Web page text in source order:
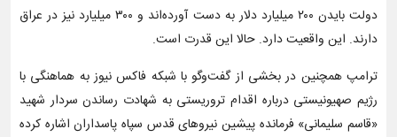
دولت بایدن ۲۰۰ میلیارد دلار به دست آورده‌اند و ۳۰۰ میلیارد نیز در عراق
دارند. این واقعیت دارد. حالا این قدرت است.
ترامپ همچنین در بخشی از گفت‌وگو با شبکه فاکس نیوز به هماهنگی با
رژیم صهیونیستی درباره اقدام تروریستی به شهادت رساندن سردار شهید
«قاسم سلیمانی» فرمانده پیشین نیروهای قدس سپاه پاسداران اشاره کرده